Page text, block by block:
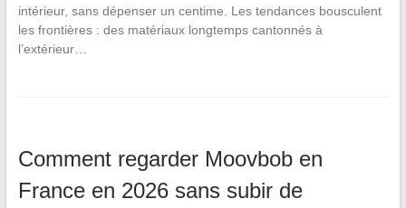
intérieur, sans dépenser un centime. Les tendances bousculent
les frontières : des matériaux longtemps cantonnés à
l’extérieur…
Comment regarder Moovbob en
France en 2026 sans subir de